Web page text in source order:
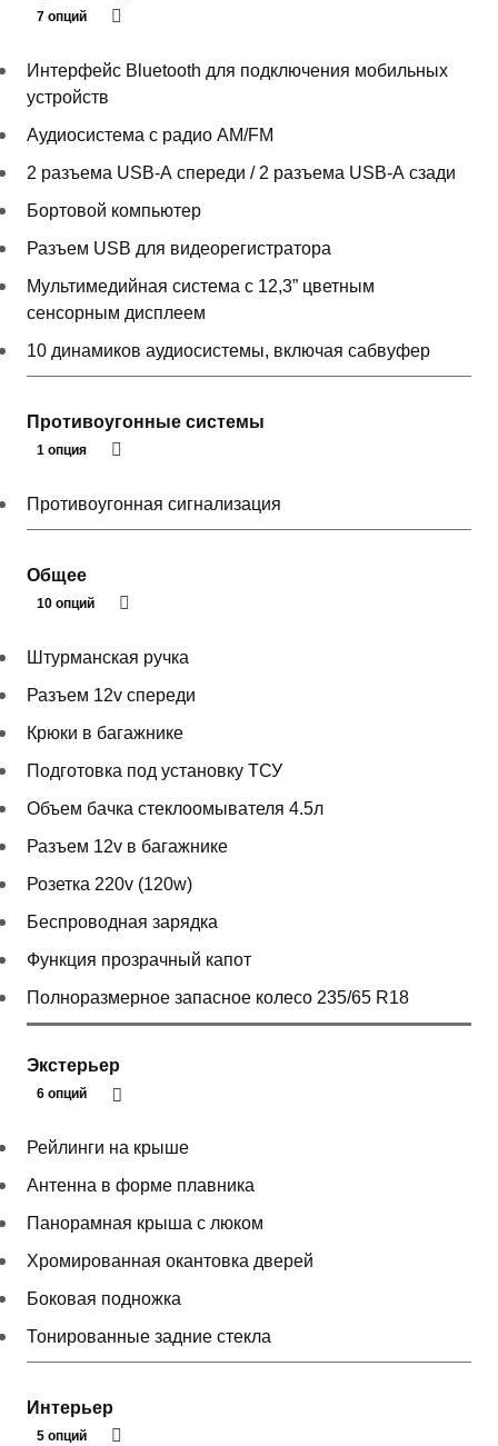
7 опций
Интерфейс Bluetooth для подключения мобильных
устройств
Аудиосистема с радио AM/FM
2 разъема USB-А спереди / 2 разъема USB-А сзади
Бортовой компьютер
Разъем USB для видеорегистратора
Мультимедийная система с 12,3” цветным
сенсорным дисплеем
10 динамиков аудиосистемы, включая сабвуфер
Противоугонные системы
1 опция
Противоугонная сигнализация
Общее
10 опций
Штурманская ручка
Разъем 12v спереди
Крюки в багажнике
Подготовка под установку ТСУ
Объем бачка стеклоомывателя 4.5л
Разъем 12v в багажнике
Розетка 220v (120w)
Беспроводная зарядка
Функция прозрачный капот
Полноразмерное запасное колесо 235/65 R18
Экстерьер
6 опций
Рейлинги на крыше
Антенна в форме плавника
Панорамная крыша с люком
Хромированная окантовка дверей
Боковая подножка
Тонированные задние стекла
Интерьер
5 опций